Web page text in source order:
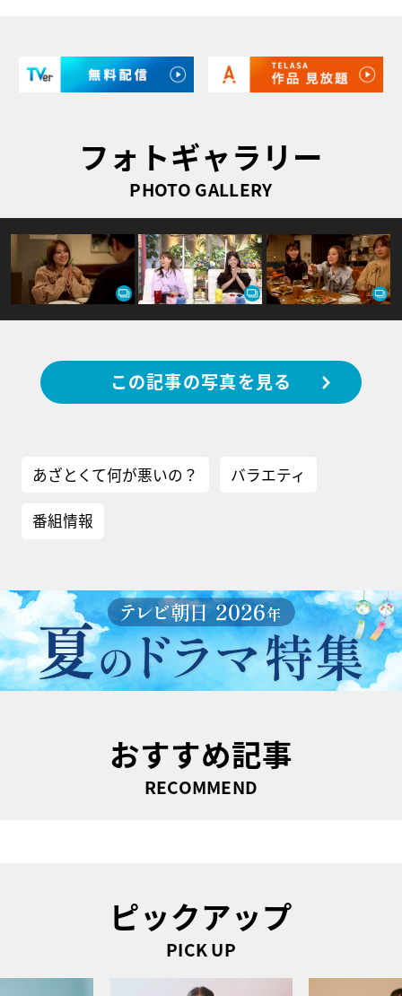
フォトギャラリー
PHOTO GALLERY
この記事の写真を見る
あざとくて何が悪いの？ バラエティ
番組情報
おすすめ記事
RECOMMEND
ピックアップ
PICK UP